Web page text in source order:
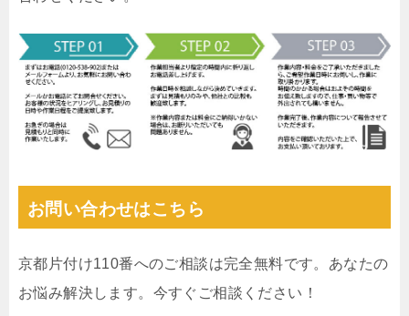
お問い合わせはこちら
京都片付け110番へのご相談は完全無料です。あなたの
お悩み解決します。今すぐご相談ください！